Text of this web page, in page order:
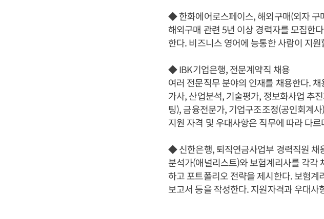
◆ 한화에어로스페이스, 해외구매(외자 구
해외구매 관련 5년 이상 경력자를 모집한
한다. 비즈니스 영어에 능통한 사람이 지
◆ IBK기업은행, 전문계약직 채용
여러 전문직무 분야의 인재를 채용한다.
가사, 산업분석, 기술평가, 정보화사업 추
팅), 금융전문가, 기업구조조정(공인회계
지원 자격 및 우대사항은 직무에 따라 다
◆ 신한은행, 퇴직연금사업부 경력직원 채
분석가(애널리스트)와 보험계리사를 각각
하고 포트폴리오 전략을 제시한다. 보험
보고서 등을 작성한다. 지원자격과 우대